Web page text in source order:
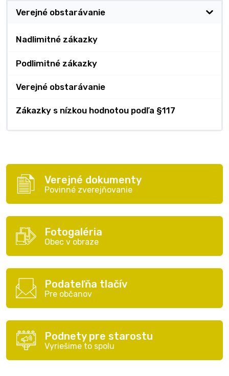
Verejné obstarávanie
Nadlimitné zákazky
Podlimitné zákazky
Verejné obstarávanie
Zákazky s nízkou hodnotou podľa §117
Verejné dokumenty
Povinné zverejňovanie
Fotogaléria
Obec v obraze
Podateľňa tlačív
Pre občanov
Podnety pre starostu
Vyriešime to spolu